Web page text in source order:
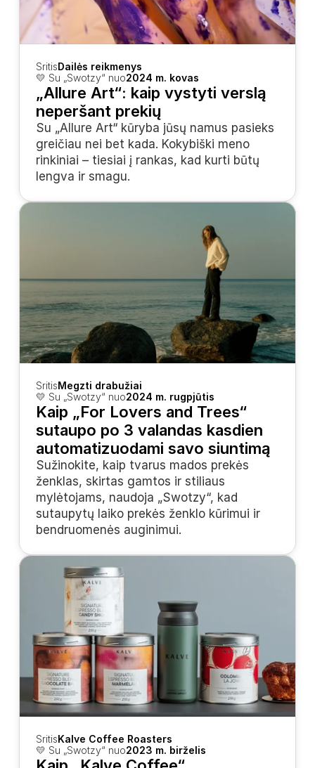
SritisDailės reikmenys
💛 Su „Swotzy“ nuo2024 m. kovas
„Allure Art“: kaip vystyti verslą
neperšant prekių
Su „Allure Art“ kūryba jūsų namus pasieks
greičiau nei bet kada. Kokybiški meno
rinkiniai – tiesiai į rankas, kad kurti būtų
lengva ir smagu.
SritisMegzti drabužiai
💛 Su „Swotzy“ nuo2024 m. rugpjūtis
Kaip „For Lovers and Trees“
sutaupo po 3 valandas kasdien
automatizuodami savo siuntimą
Sužinokite, kaip tvarus mados prekės
ženklas, skirtas gamtos ir stiliaus
mylėtojams, naudoja „Swotzy“, kad
sutaupytų laiko prekės ženklo kūrimui ir
bendruomenės auginimui.
SritisKalve Coffee Roasters
💛 Su „Swotzy“ nuo2023 m. birželis